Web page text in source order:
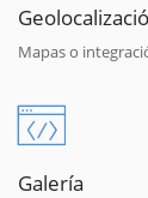
Mapas o
Galería